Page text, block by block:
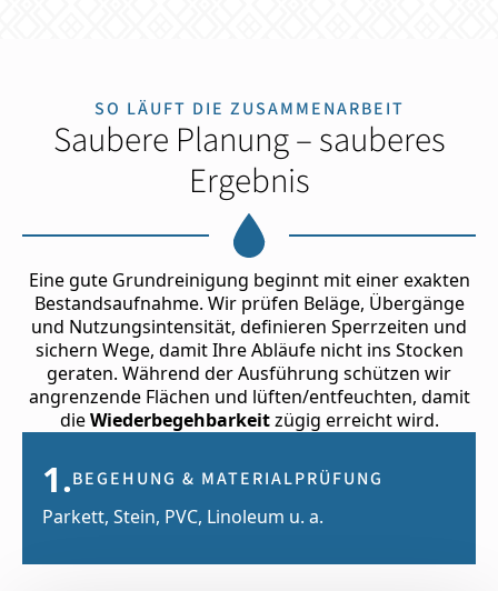
SO LÄUFT DIE ZUSAMMENARBEIT
Saubere Planung – sauberes
Ergebnis
Eine gute Grundreinigung beginnt mit einer exakten
Bestandsaufnahme. Wir prüfen Beläge, Übergänge
und Nutzungsintensität, definieren Sperrzeiten und
sichern Wege, damit Ihre Abläufe nicht ins Stocken
geraten. Während der Ausführung schützen wir
angrenzende Flächen und lüften/entfeuchten, damit
dieWiederbegehbarkeitzügig erreicht wird.
1.BEGEHUNG & MATERIALPRÜFUNG
Parkett, Stein, PVC, Linoleum u. a.